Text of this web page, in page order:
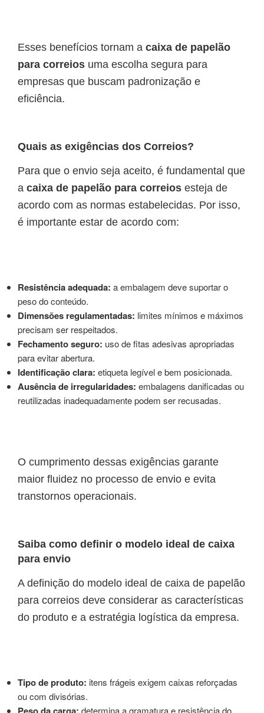
Esses benefícios tornam a caixa de papelão
para correios uma escolha segura para
empresas que buscam padronização e
eficiência.
Quais as exigências dos Correios?
Para que o envio seja aceito, é fundamental que
a caixa de papelão para correios esteja de
acordo com as normas estabelecidas. Por isso,
é importante estar de acordo com:
Resistência adequada: a embalagem deve suportar o
peso do conteúdo.
Dimensões regulamentadas: limites mínimos e máximos
precisam ser respeitados.
Fechamento seguro: uso de fitas adesivas apropriadas
para evitar abertura.
Identificação clara: etiqueta legível e bem posicionada.
Ausência de irregularidades: embalagens danificadas ou
reutilizadas inadequadamente podem ser recusadas.
O cumprimento dessas exigências garante
maior fluidez no processo de envio e evita
transtornos operacionais.
Saiba como definir o modelo ideal de caixa
para envio
A definição do modelo ideal de caixa de papelão
para correios deve considerar as características
do produto e a estratégia logística da empresa.
Tipo de produto: itens frágeis exigem caixas reforçadas
ou com divisórias.
determina a gramatura e resistência do